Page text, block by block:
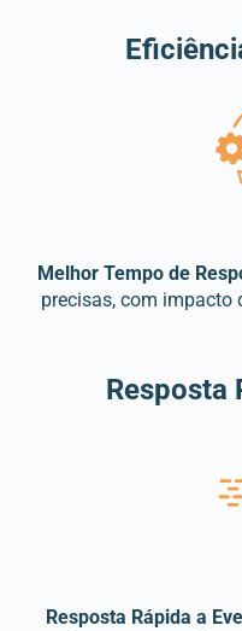
Melhor Tempo de
precisas, com impacto
Resposta
Resposta Rápida a